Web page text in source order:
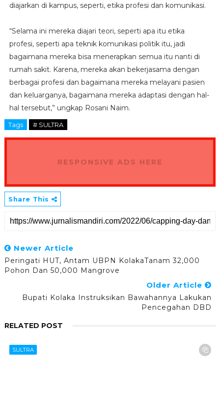
diajarkan di kampus, seperti, etika profesi dan komunikasi.
“Selama ini mereka diajari teori, seperti apa itu etika
profesi, seperti apa teknik komunikasi politik itu, jadi
bagaimana mereka bisa menerapkan semua itu nanti di
rumah sakit. Karena, mereka akan bekerjasama dengan
berbagai profesi dan bagaimana mereka melayani pasien
dan keluarganya, bagaimana mereka adaptasi dengan hal-
hal tersebut,” ungkap Rosani Naim.
Tags # SULTRA
RESPONSIVE ADS HERE
Share This
Newer Article
Peringati HUT, Antam UBPN KolakaTanam 32,000
Pohon Dan 50,000 Mangrove
Older Article
Bupati Kolaka Instruksikan Bawahannya Lakukan
Pencegahan DBD
RELATED POST
SULTRA